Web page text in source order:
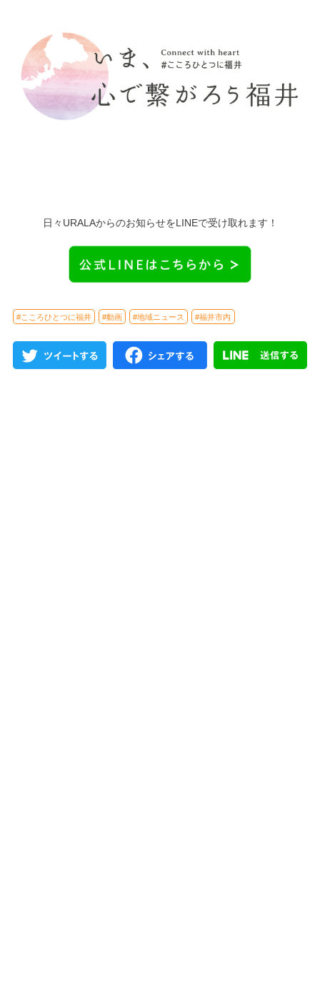
日々URALAからのお知らせをLINEで受け取れます！
#こころひとつに福井 #動画 #地域ニュース #福井市内